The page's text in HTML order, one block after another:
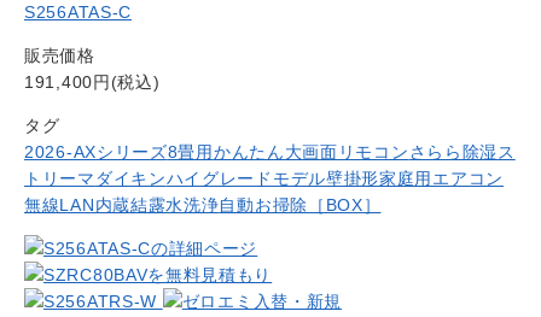
S256ATAS-C
販売価格
191,400円(税込)
タグ
2026-AXシリーズ8畳用かんたん大画面リモコンさらら除湿 ス
トリーマ ダイキンハイグレードモデル壁掛形家庭用エアコン
無線LAN内蔵結露水洗浄自動お掃除［BOX］